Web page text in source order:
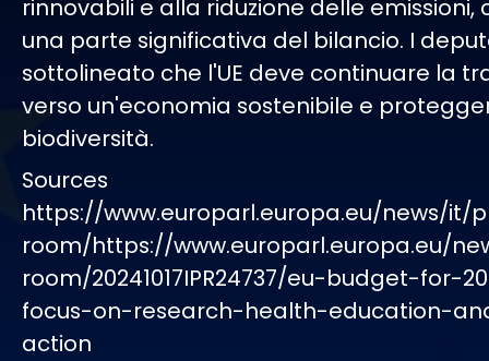
rinnovabili e alla riduzione delle emissioni,
una parte significativa del bilancio. I
sottolineato che l'UE deve continuare la
verso un'economia sostenibile e
biodiversità.
Sources
https://www.europarl.europa.eu/news/it/
room/https://www.europarl.europa.eu/
room/20241017IPR24737/eu-budget-for-
focus-on-research-health-education-
action